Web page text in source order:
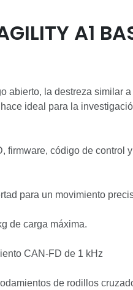
A1
abierto, la destreza similar
ideal para la
firmware, código de control
para un movimiento
de carga máxima.
CAN-FD de 1 kHz
de rodillos